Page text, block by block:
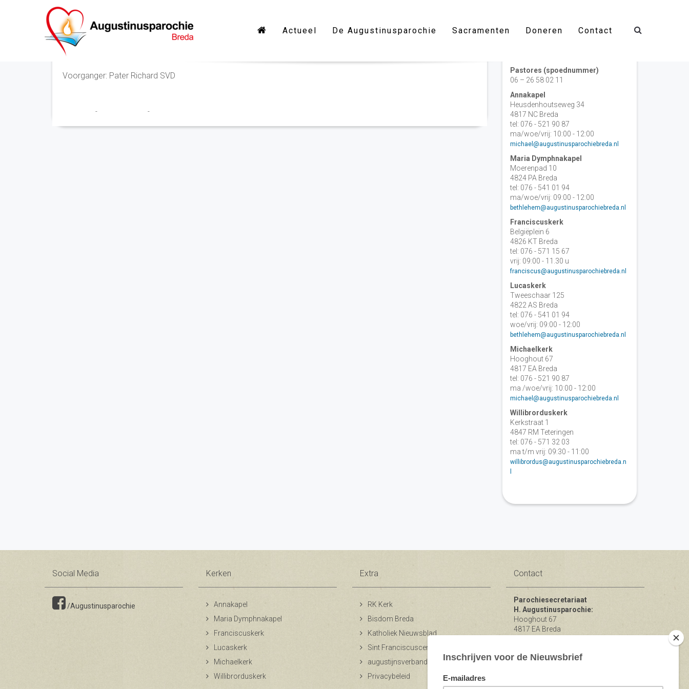
Actueel De Augustinusparochie Sacramenten Doneren Contact
Eucharistieviering
Voorganger: Pater Richard SVD
- -
Pastores (spoednummer)
06 – 26 58 02 11
Annakapel
Heusdenhoutseweg 34
4817 NC Breda
tel: 076 - 521 90 87
ma/woe/vrij: 10:00 - 12:00
michael@augustinusparochiebreda.nl
Maria Dymphnakapel
Moerenpad 10
4824 PA Breda
tel: 076 - 541 01 94
ma/woe/vrij: 09:00 - 12:00
bethlehem@augustinusparochiebreda.nl
Franciscuskerk
Belgiëplein 6
4826 KT Breda
tel: 076 - 571 15 67
vrij: 09:00 - 11.30 u
franciscus@augustinusparochiebreda.nl
Lucaskerk
Tweeschaar 125
4822 AS Breda
tel: 076 - 541 01 94
woe/vrij: 09:00 - 12:00
bethlehem@augustinusparochiebreda.nl
Michaelkerk
Hooghout 67
4817 EA Breda
tel: 076 - 521 90 87
ma /woe/vrij: 10:00 - 12:00
michael@augustinusparochiebreda.nl
Willibrorduskerk
Kerkstraat 1
4847 RM Teteringen
tel: 076 - 571 32 03
ma t/m vrij: 09:30 - 11:00
willibrordus@augustinusparochiebreda.n
Social Media
/Augustinusparochie
Kerken
Annakapel
Maria Dymphnakapel
Franciscuskerk
Lucaskerk
Michaelkerk
Willibrorduskerk
Extra
RK Kerk
Bisdom Breda
Katholiek Nieuwsblad
Sint Franciscuscentrum
augustijnsverband.nl
Privacybeleid
Contact
Parochiesecretariaat
H. Augustinusparochie:
Hooghout 67
4817 EA Breda
Bereikbaar op ma-woe-vrijdag van